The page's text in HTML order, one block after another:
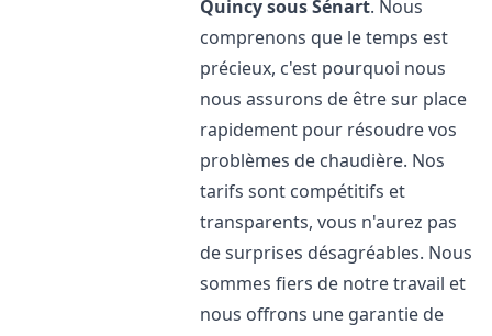
Quincy sous Sénart. Nous
comprenons que le temps est
précieux, c'est pourquoi nous
nous assurons de être sur place
rapidement pour résoudre vos
problèmes de chaudière. Nos
tarifs sont compétitifs et
transparents, vous n'aurez pas
de surprises désagréables. Nous
sommes fiers de notre travail et
nous offrons une garantie de